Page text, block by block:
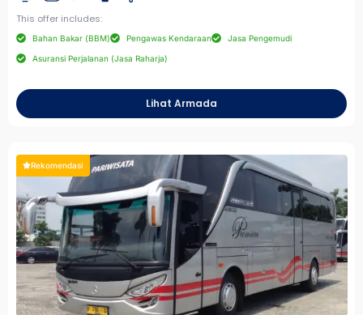
This offer includes:
Bahan Bakar (BBM) Pengawas Kendaraan Jasa Pengemudi
Asuransi Perjalanan (Jasa Raharja)
Lihat Armada
Rekomendasi